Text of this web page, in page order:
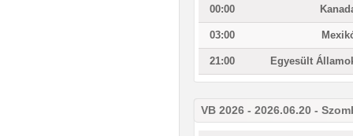
00:00
03:00
21:00 Egyesült
VB 2026 - 2026.06.20 -